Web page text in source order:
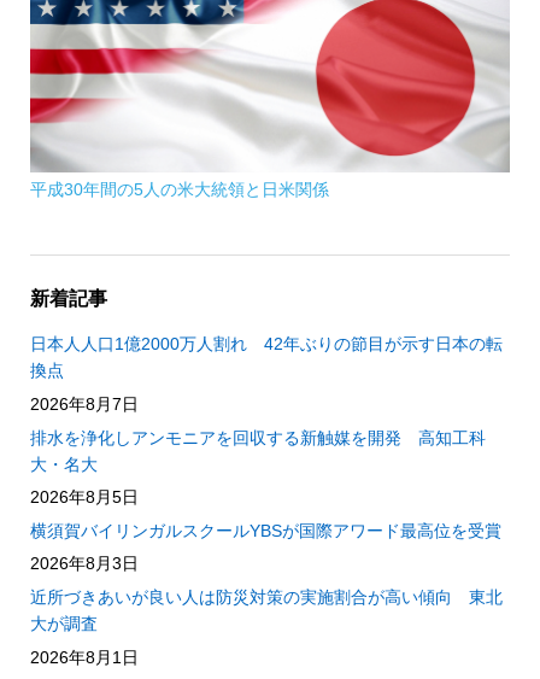
平成30年間の5人の米大統領と日米関係
新着記事
日本人人口1億2000万人割れ 42年ぶりの節目が示す日本の転
換点
2026年8月7日
排水を浄化しアンモニアを回収する新触媒を開発 高知工科
大・名大
2026年8月5日
横須賀バイリンガルスクールYBSが国際アワード最高位を受賞
2026年8月3日
近所づきあいが良い人は防災対策の実施割合が高い傾向 東北
大が調査
2026年8月1日